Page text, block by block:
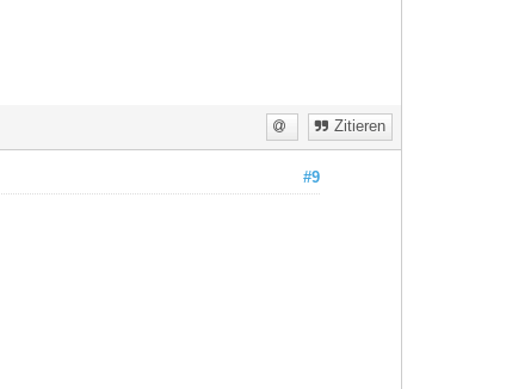
Zitieren
#9